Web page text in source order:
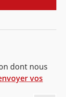
dont nous
vos